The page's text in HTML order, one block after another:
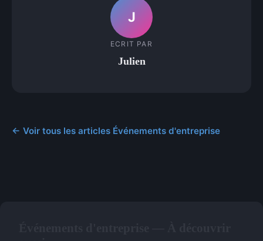
J
ECRIT PAR
Julien
← Voir tous les articles Événements d'entreprise